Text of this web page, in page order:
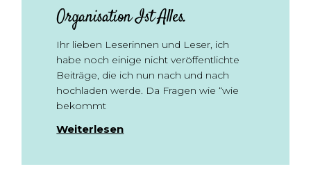
Organisation Ist Alles.
Ihr lieben Leserinnen und Leser, ich
habe noch einige nicht veröffentlichte
Beiträge, die ich nun nach und nach
hochladen werde. Da Fragen wie “wie
bekommt
Weiterlesen